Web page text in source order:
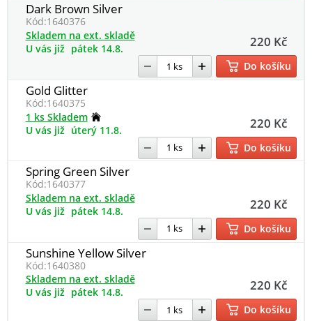
Dark Brown Silver
Kód:1640376
220 Kč
Skladem na ext. skladě
U vás již pátek 14.8.
Do košíku
Gold Glitter
Kód:1640375
220 Kč
1 ks Skladem
U vás již úterý 11.8.
Do košíku
Spring Green Silver
Kód:1640377
220 Kč
Skladem na ext. skladě
U vás již pátek 14.8.
Do košíku
Sunshine Yellow Silver
Kód:1640380
220 Kč
Skladem na ext. skladě
U vás již pátek 14.8.
Do košíku